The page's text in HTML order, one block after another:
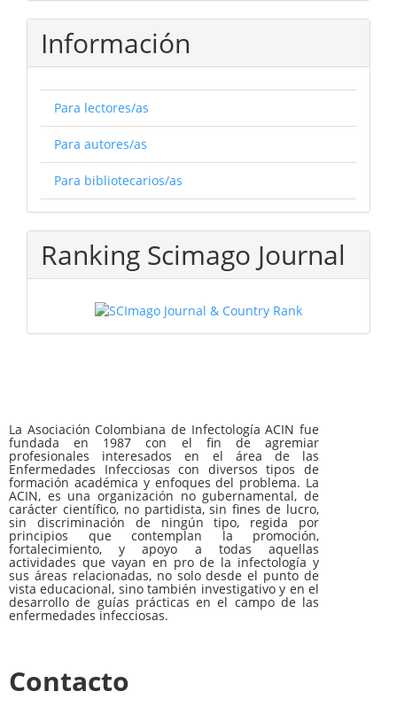
Información
Para lectores/as
Para autores/as
Para bibliotecarios/as
Ranking Scimago Journal
La Asociación Colombiana de Infectología ACIN fue
fundada en 1987 con el fin de agremiar
profesionales interesados en el área de las
Enfermedades Infecciosas con diversos tipos de
formación académica y enfoques del problema. La
ACIN, es una organización no gubernamental, de
carácter científico, no partidista, sin fines de lucro,
sin discriminación de ningún tipo, regida por
principios que contemplan la promoción,
fortalecimiento, y apoyo a todas aquellas
actividades que vayan en pro de la infectología y
sus áreas relacionadas, no solo desde el punto de
vista educacional, sino también investigativo y en el
desarrollo de guías prácticas en el campo de las
enfermedades infecciosas.
Contacto